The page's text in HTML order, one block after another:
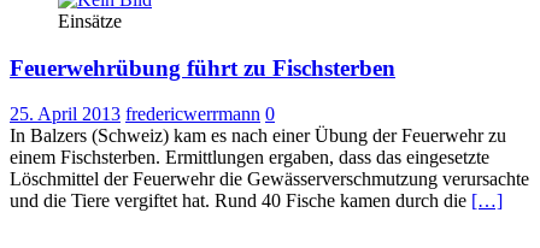
Einsätze
Feuerwehrübung führt zu Fischsterben
25. April 2013 fredericwerrmann 0
In Balzers (Schweiz) kam es nach einer Übung der Feuerwehr zu
einem Fischsterben. Ermittlungen ergaben, dass das eingesetzte
Löschmittel der Feuerwehr die Gewässerverschmutzung verursachte
und die Tiere vergiftet hat. Rund 40 Fische kamen durch die […]